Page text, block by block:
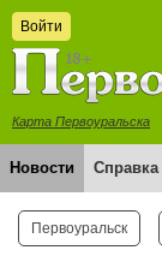
Войти
Карта Первоуральска
Новости Справка
Первоуральск